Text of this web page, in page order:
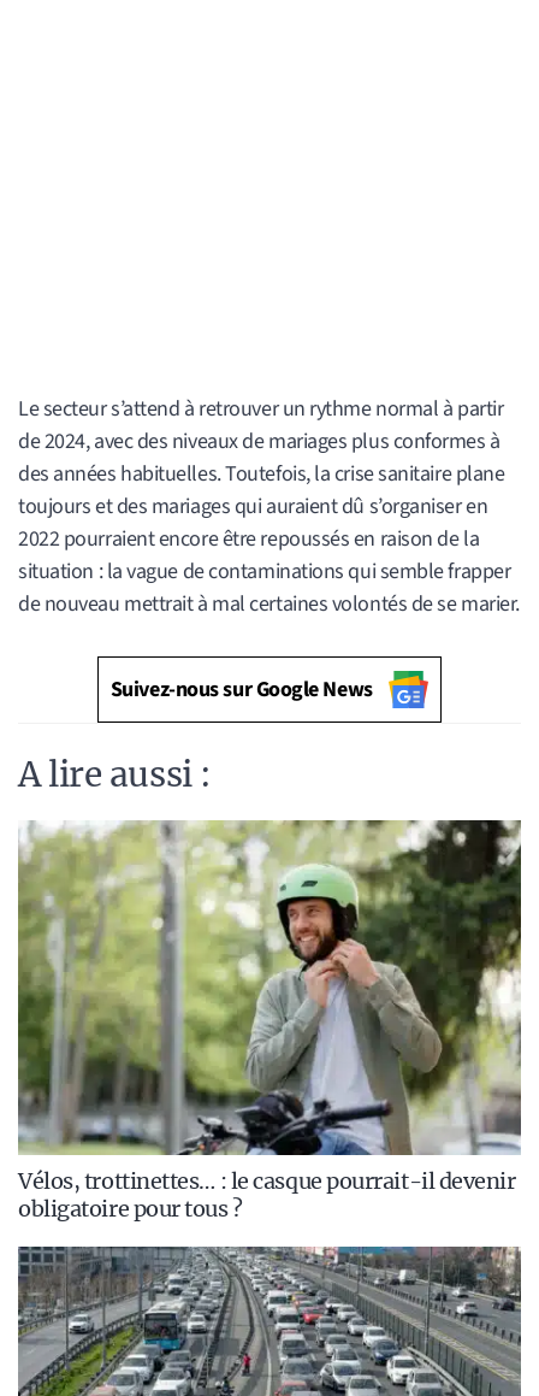
Le secteur s’attend à retrouver un rythme normal à partir
de 2024, avec des niveaux de mariages plus conformes à
des années habituelles. Toutefois, la crise sanitaire plane
toujours et des mariages qui auraient dû s’organiser en
2022 pourraient encore être repoussés en raison de la
situation : la vague de contaminations qui semble frapper
de nouveau mettrait à mal certaines volontés de se marier.
Suivez-nous sur Google News
A lire aussi :
Vélos, trottinettes… : le casque pourrait-il devenir
obligatoire pour tous ?